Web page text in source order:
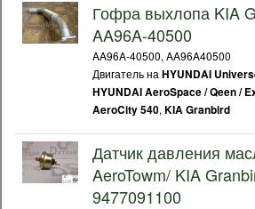
Гофра выхлопа KIA
AA96A-40500
AA96A-40500, AA96A40500
Двигатель на HYUNDAI
HYUNDAI AeroSpace / Qeen /
AeroCity 540, KIA Granbird
Датчик давления
AeroTowm/ KIA
9477091100